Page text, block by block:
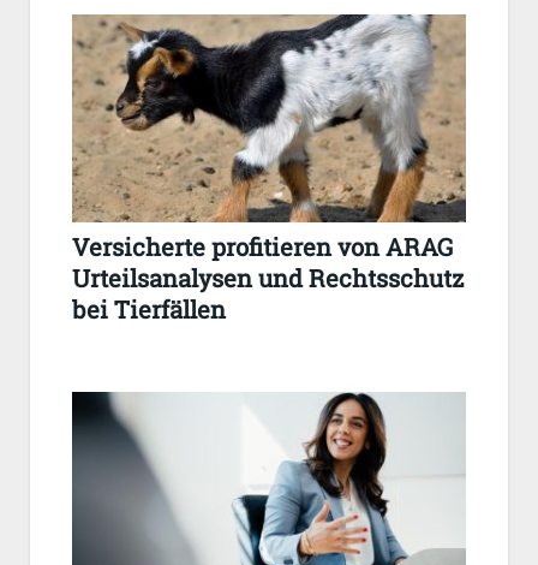
Versicherte profitieren von ARAG
Urteilsanalysen und Rechtsschutz
bei Tierfällen